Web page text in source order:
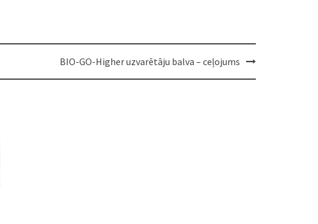
BIO-GO-Higher uzvarētāju balva – ceļojums